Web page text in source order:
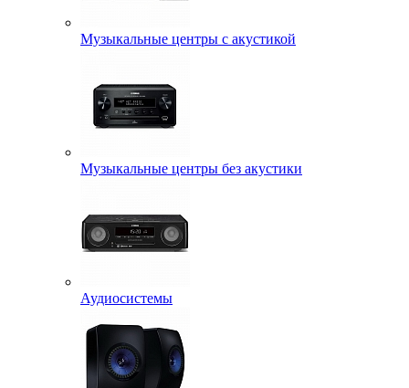
Музыкальные центры с акустикой
Музыкальные центры без акустики
Аудиосистемы